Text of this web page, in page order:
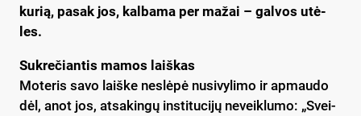
ku­rią, pa­sak jos, kal­ba­ma per ma­žai – gal­vos utė­
les.
Suk­re­čian­tis ma­mos laiš­kas
Mo­te­ris sa­vo laiš­ke ne­slė­pė nu­si­vy­li­mo ir ap­mau­do
dėl, anot jos, at­sa­kin­gų ins­ti­tu­ci­jų ne­veik­lu­mo: „Svei­